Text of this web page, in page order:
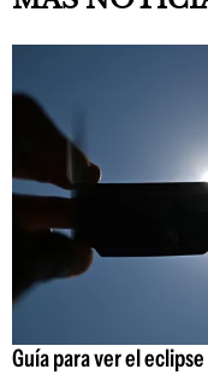
Guía para ver el